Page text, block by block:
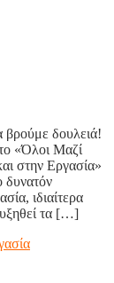
δουλειά!
«Όλοι Μαζί
στην Εργασία»
δυνατόν
ιδιαίτερα
τα […]